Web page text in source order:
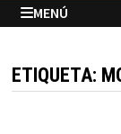
MENÚ
ETIQUETA: